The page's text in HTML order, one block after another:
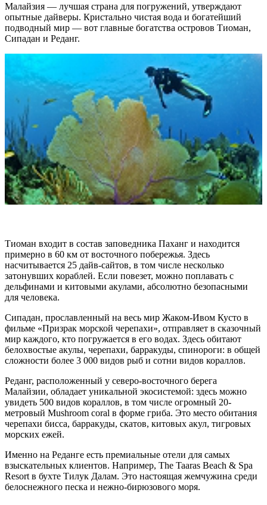
Малайзия — лучшая страна для погружений, утверждают
опытные дайверы. Кристально чистая вода и богатейший
подводный мир — вот главные богатства островов Тиоман,
Сипадан и Реданг.
Тиоман входит в состав заповедника Паханг и находится
примерно в 60 км от восточного побережья. Здесь
насчитывается 25 дайв-сайтов, в том числе несколько
затонувших кораблей. Если повезет, можно поплавать с
дельфинами и китовыми акулами, абсолютно безопасными
для человека.
Сипадан, прославленный на весь мир Жаком-Ивом Кусто в
фильме «Призрак морской черепахи», отправляет в сказочный
мир каждого, кто погружается в его водах. Здесь обитают
белохвостые акулы, черепахи, барракуды, спинороги: в общей
сложности более 3 000 видов рыб и сотни видов кораллов.
Реданг, расположенный у северо-восточного берега
Малайзии, обладает уникальной экосистемой: здесь можно
увидеть 500 видов кораллов, в том числе огромный 20-
метровый Mushroom coral в форме гриба. Это место обитания
черепахи бисса, барракуды, скатов, китовых акул, тигровых
морских ежей.
Именно на Реданге есть премиальные отели для самых
взыскательных клиентов. Например, The Taaras Beach & Spa
Resort в бухте Тилук Далам. Это настоящая жемчужина среди
белоснежного песка и нежно-бирюзового моря.